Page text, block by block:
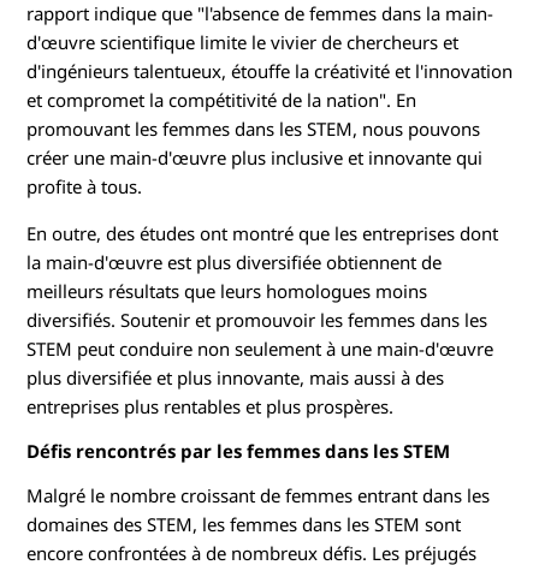
rapport indique que "l'absence de femmes dans la main-
d'œuvre scientifique limite le vivier de chercheurs et
d'ingénieurs talentueux, étouffe la créativité et l'innovation
et compromet la compétitivité de la nation". En
promouvant les femmes dans les STEM, nous pouvons
créer une main-d'œuvre plus inclusive et innovante qui
profite à tous.
En outre, des études ont montré que les entreprises dont
la main-d'œuvre est plus diversifiée obtiennent de
meilleurs résultats que leurs homologues moins
diversifiés. Soutenir et promouvoir les femmes dans les
STEM peut conduire non seulement à une main-d'œuvre
plus diversifiée et plus innovante, mais aussi à des
entreprises plus rentables et plus prospères.
Défis rencontrés par les femmes dans les STEM
Malgré le nombre croissant de femmes entrant dans les
domaines des STEM, les femmes dans les STEM sont
encore confrontées à de nombreux défis. Les préjugés